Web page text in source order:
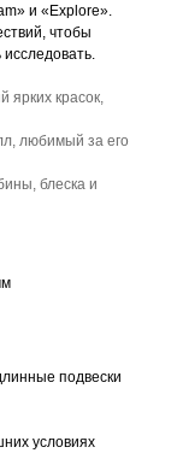
и «Explore».
чтобы
ярких красок,
любимый за его
блеска и
подвески
условиях